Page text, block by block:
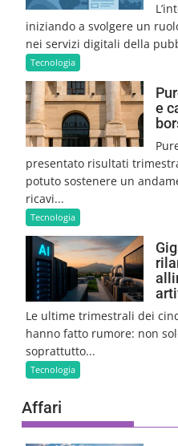
iniziando a svolgere un
nei servizi digitali della
Tecnologia
e
presentato risultati
potuto sostenere un
ricavi...
Tecnologia
Le ultime trimestrali dei
hanno fatto rumore: non
soprattutto...
Tecnologia
Affari